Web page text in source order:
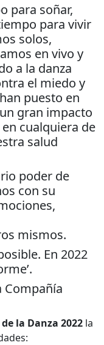
para soñar,
para vivir
solos,
en vivo y
a la danza
el miedo y
puesto en
gran impacto
cualquiera de
salud
poder de
con su
mismos.
En 2022
Compañía
la Danza 2022 la